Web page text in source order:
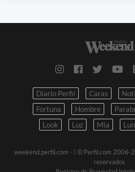
Diario Perfil Caras
Fortuna
Hombre
Look
Luz Mia
weekend.perfil.com -
| © Perfil.com 2006-
reservados